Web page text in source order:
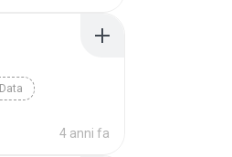
Data
4 anni fa